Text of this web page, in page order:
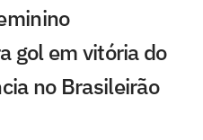
gol em vitória do
no Brasileirão